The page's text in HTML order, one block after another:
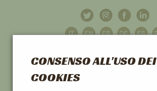
CONSENSO ALL'USO DEI
COOKIES